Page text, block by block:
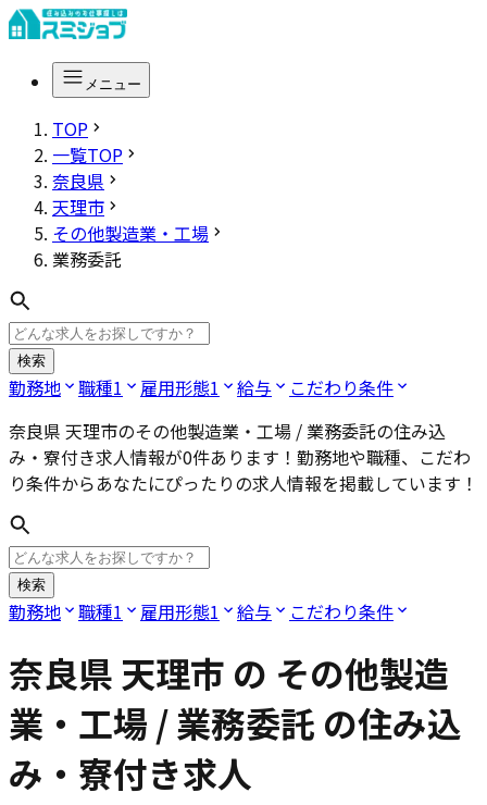
メニュー
TOP
一覧TOP
奈良県
天理市
その他製造業・工場
業務委託
検索
勤務地 職種1 雇用形態1 給与
こだわり条件
奈良県 天理市のその他製造業・工場 / 業務委託の住み込
み・寮付き求人情報が0件あります！勤務地や職種、こだわ
り条件からあなたにぴったりの求人情報を掲載しています！
検索
勤務地 職種1 雇用形態1 給与 こだわり条件
奈良県 天理市 の その他製造
業・工場 / 業務委託 の住み込
み・寮付き求人